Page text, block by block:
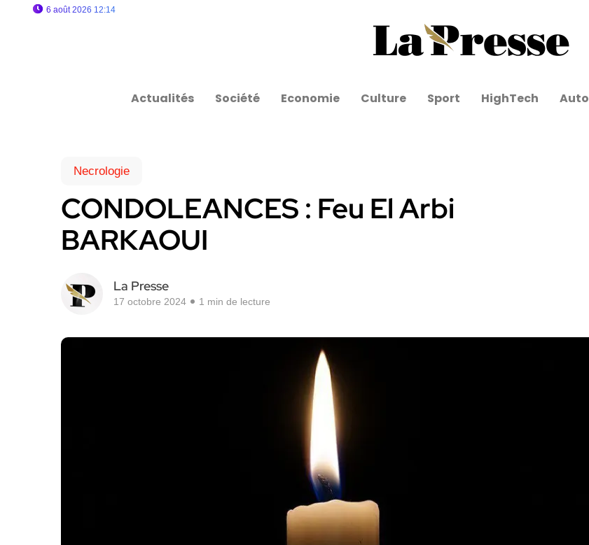
6 août 2026 12:14
Actualités Société Economie Culture Sport HighTech Auto
Necrologie
CONDOLEANCES : Feu El Arbi
BARKAOUI
La Presse
17 octobre 2024 1 min de lecture